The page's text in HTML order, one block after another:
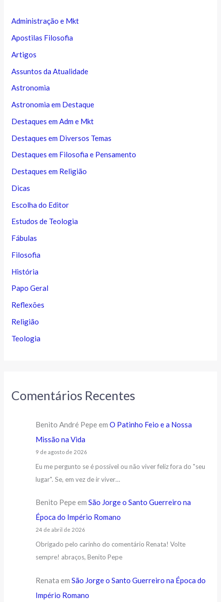
Administração e Mkt
Apostilas Filosofia
Artigos
Assuntos da Atualidade
Astronomia
Astronomia em Destaque
Destaques em Adm e Mkt
Destaques em Diversos Temas
Destaques em Filosofia e Pensamento
Destaques em Religião
Dicas
Escolha do Editor
Estudos de Teologia
Fábulas
Filosofia
História
Papo Geral
Reflexões
Religião
Teologia
Comentários Recentes
Benito André Pepe em O Patinho Feio e a Nossa
Missão na Vida
9 de agosto de 2026
Eu me pergunto se é possível ou não viver feliz fora do "seu
lugar". Se, em vez de ir viver…
Benito Pepe em São Jorge o Santo Guerreiro na
Época do Império Romano
24 de abril de 2026
Obrigado pelo carinho do comentário Renata! Volte
sempre! abraços, Benito Pepe
Renata em São Jorge o Santo Guerreiro na Época do
Império Romano